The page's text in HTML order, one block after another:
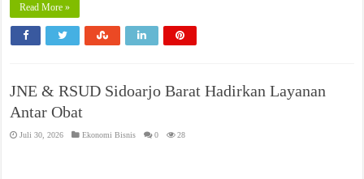
Read More »
JNE & RSUD Sidoarjo Barat Hadirkan Layanan
Antar Obat
Juli 30, 2026 Ekonomi Bisnis 0 28